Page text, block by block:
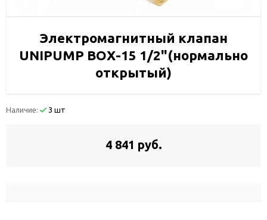
Электромагнитный клапан
UNIPUMP ВOХ-15 1/2"(нормально
открытый)
Наличие: 3 шт
4 841 руб.